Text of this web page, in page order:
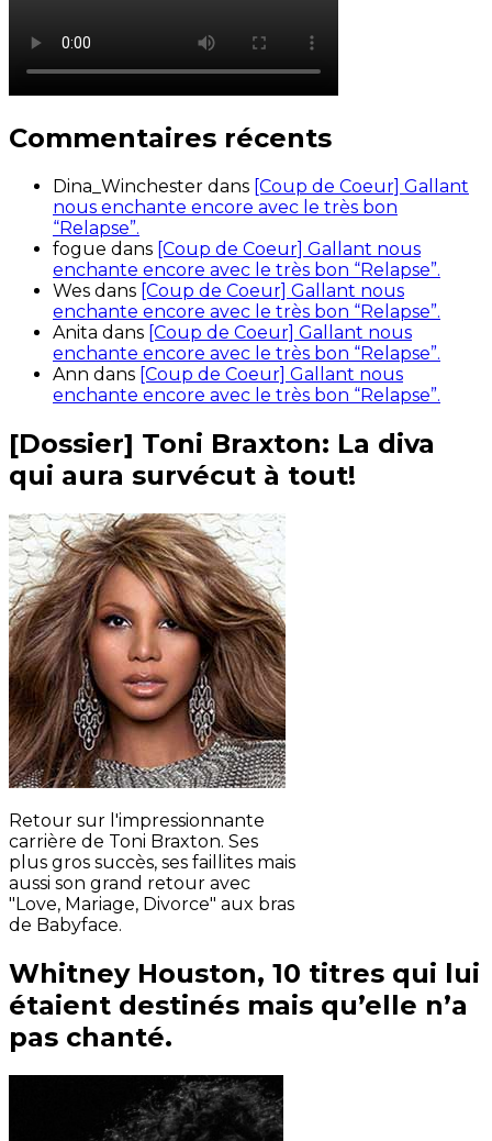
Commentaires récents
Dina_Winchester dans [Coup de Coeur] Gallant
nous enchante encore avec le très bon
“Relapse”.
fogue dans [Coup de Coeur] Gallant nous
enchante encore avec le très bon “Relapse”.
Wes dans [Coup de Coeur] Gallant nous
enchante encore avec le très bon “Relapse”.
Anita dans [Coup de Coeur] Gallant nous
enchante encore avec le très bon “Relapse”.
Ann dans [Coup de Coeur] Gallant nous
enchante encore avec le très bon “Relapse”.
[Dossier] Toni Braxton: La diva
qui aura survécut à tout!
Retour sur l'impressionnante
carrière de Toni Braxton. Ses
plus gros succès, ses faillites mais
aussi son grand retour avec
"Love, Mariage, Divorce" aux bras
de Babyface.
Whitney Houston, 10 titres qui lui
étaient destinés mais qu’elle n’a
pas chanté.